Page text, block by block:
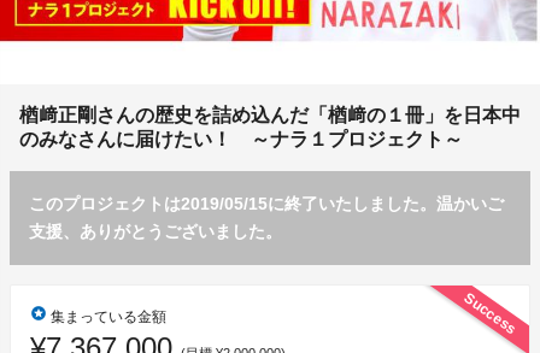
楢﨑正剛さんの歴史を詰め込んだ「楢﨑の１冊」を日本中
のみなさんに届けたい！ ～ナラ１プロジェクト～
このプロジェクトは2019/05/15に終了いたしました。温かいご
支援、ありがとうございました。
Success
stars 集まっている金額